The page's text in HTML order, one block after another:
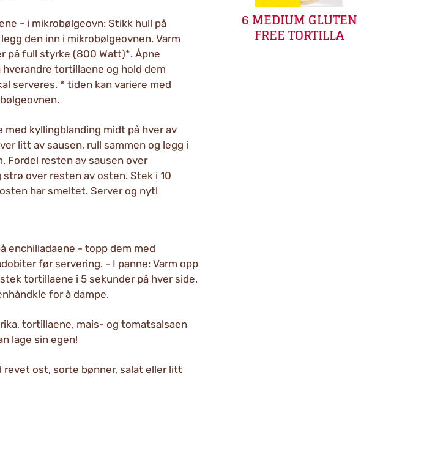
- i mikrobølgeovn: Stikk hull på
den inn i mikrobølgeovnen. Varm
på full styrke (800 Watt)*. Åpne
hverandre tortillaene og hold dem
serveres. * tiden kan variere med
med kyllingblanding midt på hver av
litt av sausen, rull sammen og legg i
Fordel resten av sausen over
strø over resten av osten. Stek i 10
har smeltet. Server og nyt!
enchilladaene - topp dem med
før servering. - I panne: Varm opp
tortillaene i 5 sekunder på hver side.
for å dampe.
tortillaene, mais- og tomatsalsaen
lage sin egen!
revet ost, sorte bønner, salat eller litt
6 MEDIUM GLUTEN
FREE TORTILLA